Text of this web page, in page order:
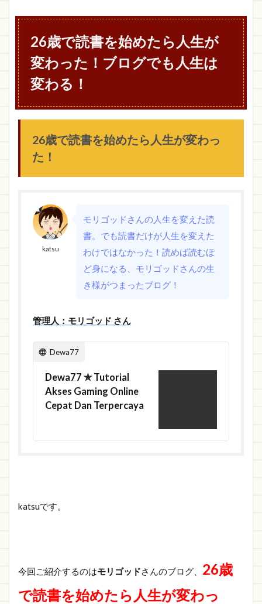
26歳で読書を始めたら人生が
変わった！ブログでも人生は
変わる！
26歳で読書を始めたら人生が変わっ
た！
katsu
モリゴッドさんの人生を変えた読
書。でも読書だけが人生を変えた
わけではなかった！読めば読むほ
ど身になる、モリゴッドさんの生
き様がつまったブログ！
管理人：モリゴッド さん
Dewa77
Dewa77 ✯ Tutorial
Akses Gaming Online
Cepat Dan Terpercaya
katsuです。
今回ご紹介するのはモリゴッドさんのブログ、 26歳
で読書を始めたら人生が変わっ